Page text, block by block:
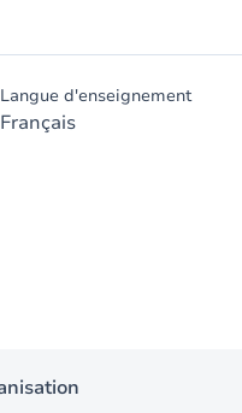
Langue d'enseignement
Français